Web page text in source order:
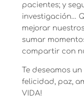
pacientes; y
investigación…
mejorar
sumar
compartir con
Te deseamos
felicidad, paz,
VIDA!